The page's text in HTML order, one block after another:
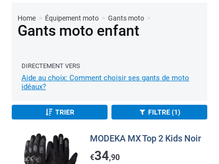
Home > Équipement moto > Gants moto >
Gants moto enfant
DIRECTEMENT VERS
Aide au choix: Comment choisir ses gants de moto
idéaux?
TRIER FILTRE (1)
MODEKA MX Top 2 Kids Noir
€34,90